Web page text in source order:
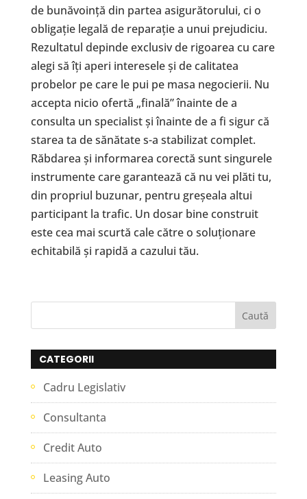
de bunăvoință din partea asigurătorului, ci o
obligație legală de reparație a unui prejudiciu.
Rezultatul depinde exclusiv de rigoarea cu care
alegi să îți aperi interesele și de calitatea
probelor pe care le pui pe masa negocierii. Nu
accepta nicio ofertă „finală” înainte de a
consulta un specialist și înainte de a fi sigur că
starea ta de sănătate s-a stabilizat complet.
Răbdarea și informarea corectă sunt singurele
instrumente care garantează că nu vei plăti tu,
din propriul buzunar, pentru greșeala altui
participant la trafic. Un dosar bine construit
este cea mai scurtă cale către o soluționare
echitabilă și rapidă a cazului tău.
CATEGORII
Cadru Legislativ
Consultanta
Credit Auto
Leasing Auto